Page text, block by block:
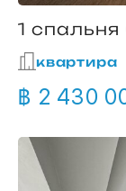
1 спальня
квартира
฿ 2 430